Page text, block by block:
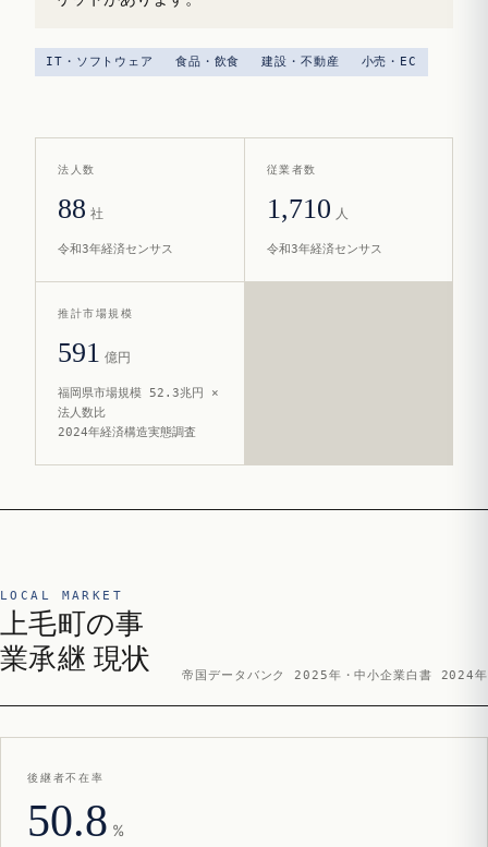
IT・ソフトウェア 食品・飲食 建設・不動産 小売・EC
法人数
88 社
令和3年経済センサス
従業者数
1,710 人
令和3年経済センサス
推計市場規模
591 億円
福岡県市場規模 52.3兆円 ×
法人数比
2024年経済構造実態調査
LOCAL MARKET
上毛町の事
業承継 現状
帝国データバンク 2025年・中小企業白書 2024年
後継者不在率
50.8 %